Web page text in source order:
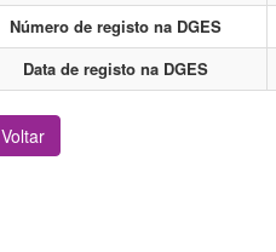
Número de registo na DGES
Data de registo na DGES
Voltar